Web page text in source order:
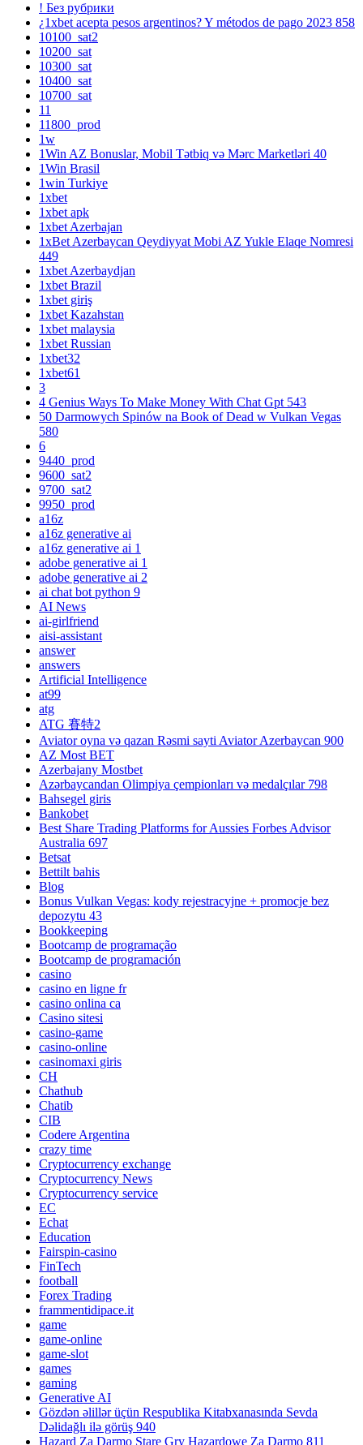
! Без рубрики
¿1xbet acepta pesos argentinos? Y métodos de pago 2023 858
10100_sat2
10200_sat
10300_sat
10400_sat
10700_sat
11
11800_prod
1w
1Win AZ Bonuslar, Mobil Tətbiq və Mərc Marketləri 40
1Win Brasil
1win Turkiye
1xbet
1xbet apk
1xbet Azerbajan
1xBet Azerbaycan Qeydiyyat Mobi AZ Yukle Elaqe Nomresi
449
1xbet Azerbaydjan
1xbet Brazil
1xbet giriş
1xbet Kazahstan
1xbet malaysia
1xbet Russian
1xbet32
1xbet61
3
4 Genius Ways To Make Money With Chat Gpt 543
50 Darmowych Spinów na Book of Dead w Vulkan Vegas
580
6
9440_prod
9600_sat2
9700_sat2
9950_prod
a16z
a16z generative ai
a16z generative ai 1
adobe generative ai 1
adobe generative ai 2
ai chat bot python 9
AI News
ai-girlfriend
aisi-assistant
answer
answers
Artificial Intelligence
at99
atg
ATG 賽特2
Aviator oyna və qazan Rəsmi sayti Aviator Azerbaycan 900
AZ Most BET
Azerbajany Mostbet
Azərbaycandan Olimpiya çempionları və medalçılar 798
Bahsegel giris
Bankobet
Best Share Trading Platforms for Aussies Forbes Advisor
Australia 697
Betsat
Bettilt bahis
Blog
Bonus Vulkan Vegas: kody rejestracyjne + promocje bez
depozytu 43
Bookkeeping
Bootcamp de programação
Bootcamp de programación
casino
casino en ligne fr
casino onlina ca
Casino sitesi
casino-game
casino-online
casinomaxi giris
CH
Chathub
Chatib
CIB
Codere Argentina
crazy time
Cryptocurrency exchange
Cryptocurrency News
Cryptocurrency service
EC
Echat
Education
Fairspin-casino
FinTech
football
Forex Trading
frammentidipace.it
game
game-online
game-slot
games
gaming
Generative AI
Gözdən əlillər üçün Respublika Kitabxanasında Sevda
Dəlidağlı ilə görüş 940
Hazard Za Darmo Stare Gry Hazardowe Za Darmo 811